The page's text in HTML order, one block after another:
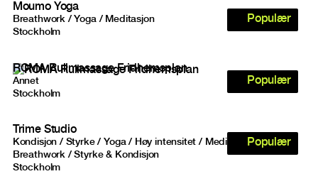
Populær
Moumo Yoga
Breathwork / Yoga / Meditasjon
Stockholm
Populær
ROMA Rullmassage Fridhemsplan
Annet
Stockholm
Populær
Trime Studio
Kondisjon / Styrke / Yoga / Høy intensitet / Meditasjon /
Breathwork / Styrke & Kondisjon
Stockholm